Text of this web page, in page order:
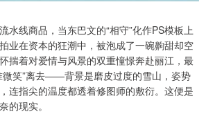
水线商品，当东巴文的“相守”化作PS模板上
业在资本的狂潮中，被泡成了一碗齁甜却空
揣着对爱情与风景的双重憧憬奔赴丽江，最
微笑”离去——背景是磨皮过度的雪山，姿势
连指尖的温度都透着修图师的敷衍。这便是
的现实。